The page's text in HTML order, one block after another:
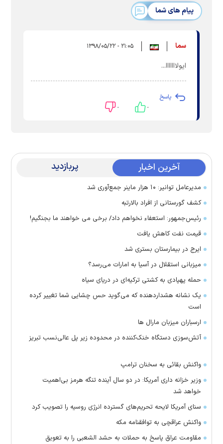
پیام های شما
سما ۲۱:۰۵ - ۱۳۹۸/۰۵/۲۲
ایولااااااا...
پاسخ
۰ ۰
آخرین اخبار پربازدید
مدیرعامل توانیر: ۱۰ هزار ماینر جمع‌آوری شد
کشف گورستانی از افراد بالارتبه
رئیس‌جمهور: استعفاء نخواهم داد/ برخی می خواهند ما بجنگیم!
قیمت نفت کاهش یافت
ایرج در بیمارستان بستری شد
میزبانی استقلال در آسیا به امارات می‌رسد؟
حمله پهپادی به کشتی ترکیه‌ای در دریای سیاه
یک نشانه هشداردهنده که می‌گوید حس چشایی شما تغییر کرده
است
ارسباران میزبان مارال ها
آتش‌سوزی دستگاه خنک‌کننده در محدوده زیر پل عالی‌نسب تبریز
واکنش بقائی به سخنان ترامپ
وزیر خزانه داری آمریکا: در دو سال آینده تنگه هرمز بی‌اهمیت
خواهد شد
سنای آمریکا لایحه تحریم‌های گسترده انرژی روسیه را تصویب کرد
واکنش عراقچی به توافقنامه مکه
مقاومت عراق پاسخ به حملات به حشد الشعبی را به تعویق